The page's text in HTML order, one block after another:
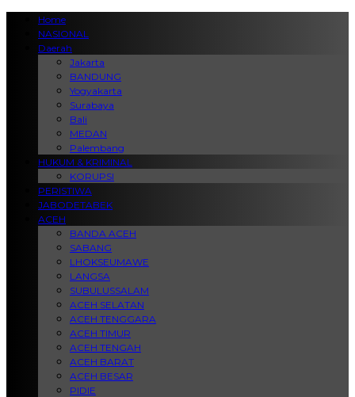
Home
NASIONAL
Daerah
Jakarta
BANDUNG
Yogyakarta
Surabaya
Bali
MEDAN
Palembang
HUKUM & KRIMINAL
KORUPSI
PERISTIWA
JABODETABEK
ACEH
BANDA ACEH
SABANG
LHOKSEUMAWE
LANGSA
SUBULUSSALAM
ACEH SELATAN
ACEH TENGGARA
ACEH TIMUR
ACEH TENGAH
ACEH BARAT
ACEH BESAR
PIDIE